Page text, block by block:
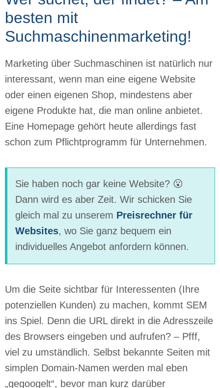
besten mit
Suchmaschinenmarketing!
Marketing über Suchmaschinen ist natürlich nur
interessant, wenn man eine eigene Website
oder einen eigenen Shop, mindestens aber
eigene Produkte hat, die man online anbietet.
Eine Homepage gehört heute allerdings fast
schon zum Pflichtprogramm für Unternehmen.
Sie haben noch gar keine Website? 😮
Dann wird es aber Zeit. Wir schicken Sie
gleich mal zu unserem Preisrechner für
Websites, wo Sie ganz bequem ein
individuelles Angebot anfordern können.
Um die Seite sichtbar für Interessenten (Ihre
potenziellen Kunden) zu machen, kommt SEM
ins Spiel. Denn die URL direkt in die Adresszeile
des Browsers eingeben und aufrufen? – Pfff,
viel zu umständlich. Selbst bekannte Seiten mit
simplen Domain-Namen werden mal eben
„gegoogelt“, bevor man kurz darüber